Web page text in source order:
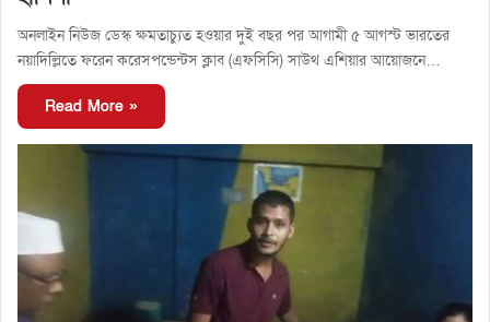
অনলাইন নিউজ ডেস্ক ক্ষমতাচ্যুত হওয়ার দুই বছর পর আগামী ৫ আগস্ট ভারতের
নয়াদিল্লিতে ফরেন করেসপন্ডেন্টস ক্লাব (এফসিসি) সাউথ এশিয়ার আয়োজনে…
Read More »